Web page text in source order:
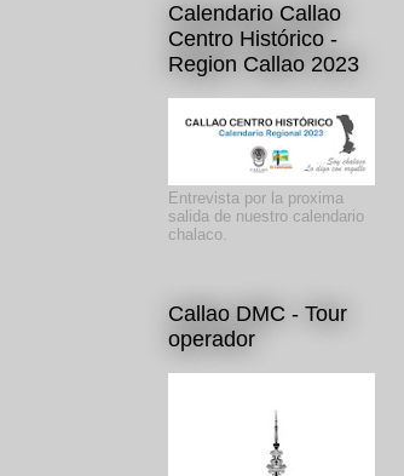
Calendario Callao
Centro Histórico -
Region Callao 2023
Entrevista por la proxima
salida de nuestro calendario
chalaco.
Callao DMC - Tour
operador